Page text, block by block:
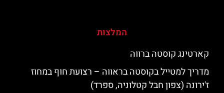
המלצות
קארטינג קוסטה ברווה
מדריך למטייל בקוסטה בראווה – רצועת חוף במחוז
ז'ירונה (צפון חבל קטלוניה, ספרד)